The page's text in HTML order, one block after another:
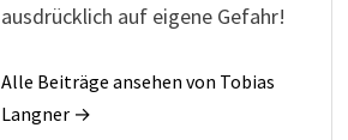
ausdrücklich auf eigene Gefahr!
Alle Beiträge ansehen von Tobias
Langner →